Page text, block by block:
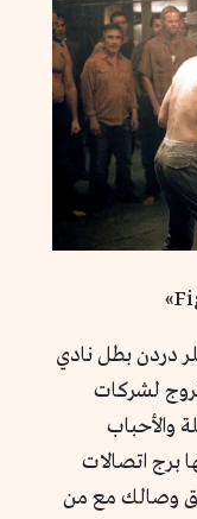
دردن بطل نادي
لشركات
والأحباب
برج اتصالات
وصالك مع من